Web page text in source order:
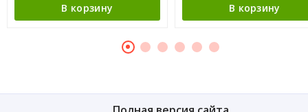
В корзину В корзину